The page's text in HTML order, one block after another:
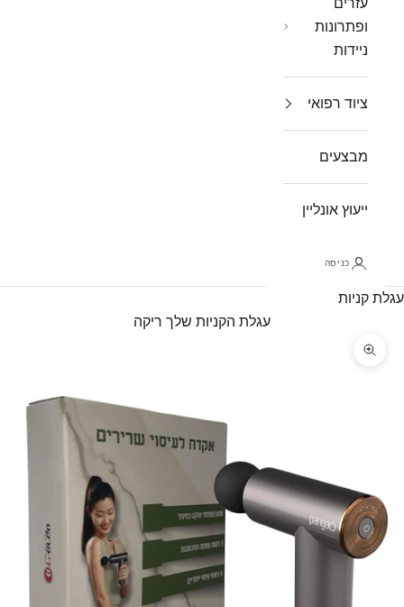
ופתרונות
ניידות
ציוד רפואי
מבצעים
ייעוץ אונליין
כניסה
עגלת קניות
עגלת הקניות שלך ריקה